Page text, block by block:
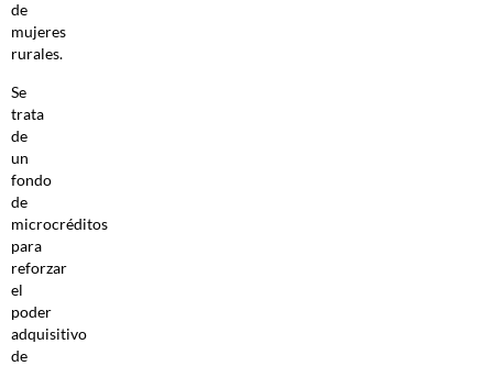
de
mujeres
rurales.
Se
trata
de
un
fondo
de
microcréditos
para
reforzar
el
poder
adquisitivo
de